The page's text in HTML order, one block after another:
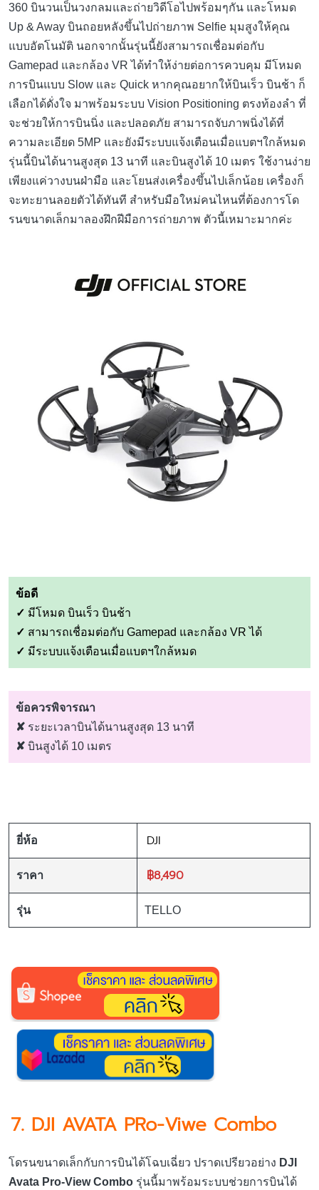
360 บินวนเป็นวงกลมและถ่ายวิดีโอไปพร้อมๆกัน และโหมด
Up & Away บินถอยหลังขึ้นไปถ่ายภาพ Selfie มุมสูงให้คุณ
แบบอัตโนมัติ นอกจากนั้นรุ่นนี้ยังสามารถเชื่อมต่อกับ
Gamepad และกล้อง VR ได้ทำให้ง่ายต่อการควบคุม มีโหมด
การบินแบบ Slow และ Quick หากคุณอยากให้บินเร็ว บินช้า ก็
เลือกได้ดั่งใจ มาพร้อมระบบ Vision Positioning ตรงท้องลำ ที่
จะช่วยให้การบินนิ่ง และปลอดภัย สามารถจับภาพนิ่งได้ที่
ความละเอียด 5MP และยังมีระบบแจ้งเตือนเมื่อแบตฯใกล้หมด
รุ่นนี้บินได้นานสูงสุด 13 นาที และบินสูงได้ 10 เมตร ใช้งานง่าย
เพียงแค่วางบนฝ่ามือ และโยนส่งเครื่องขึ้นไปเล็กน้อย เครื่องก็
จะทะยานลอยตัวได้ทันที สำหรับมือใหม่คนไหนที่ต้องการโด
รนขนาดเล็กมาลองฝึกฝีมือการถ่ายภาพ ตัวนี้เหมาะมากค่ะ
ข้อดี
✓ มีโหมด บินเร็ว บินช้า
✓ สามารถเชื่อมต่อกับ Gamepad และกล้อง VR ได้
✓ มีระบบแจ้งเตือนเมื่อแบตฯใกล้หมด
ข้อควรพิจารณา
✘ ระยะเวลาบินได้นานสูงสุด 13 นาที
✘ บินสูงได้ 10 เมตร
ยี่ห้อ DJI
ราคา ฿8,490
รุ่น TELLO
7. DJI AVATA PRo-Viwe Combo
โดรนขนาดเล็กกับการบินได้โฉบเฉี่ยว ปราดเปรียวอย่าง DJI
Avata Pro-View Combo รุ่นนี้มาพร้อมระบบช่วยการบินได้